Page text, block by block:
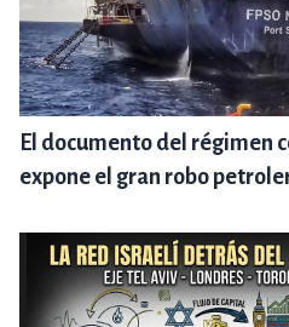
El documento del régimen
expone el gran robo